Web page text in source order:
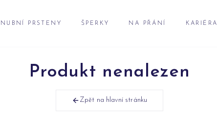
PRSTENY ŠPERKY NA PŘÁNÍ KARIÉRA
Produkt nenalezen
Zpět na hlavní stránku